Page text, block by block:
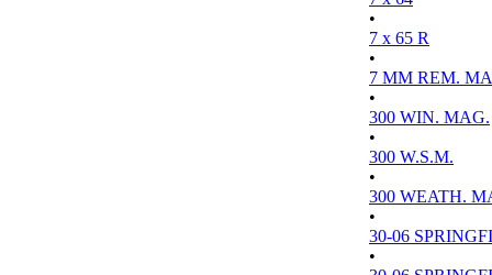
•
7 x 65 R
•
7 MM REM.
•
300 WIN. MAG.
•
300 W.S.M.
•
300 WEATH.
•
30-06
•